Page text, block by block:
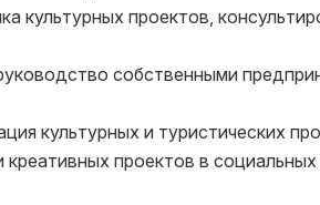
культурных проектов,
собственными
культурных и туристических
проектов в социальных